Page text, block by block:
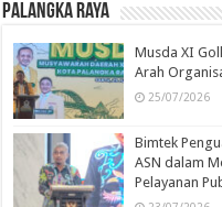
Palangka Raya
Musda XI
Arah
25/07/2026
Bimtek
ASN dalam
Pelayanan